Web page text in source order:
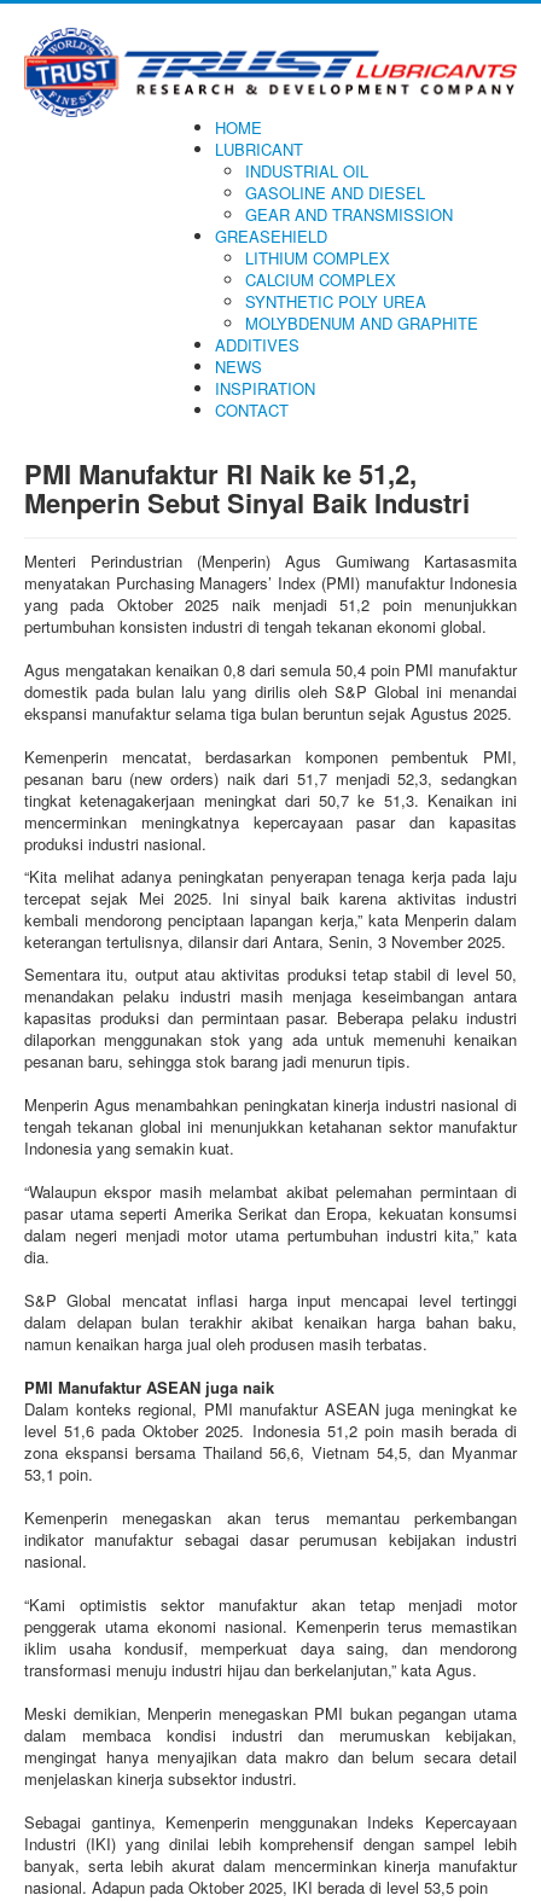
HOME
LUBRICANT
INDUSTRIAL OIL
GASOLINE AND DIESEL
GEAR AND TRANSMISSION
GREASEHIELD
LITHIUM COMPLEX
CALCIUM COMPLEX
SYNTHETIC POLY UREA
MOLYBDENUM AND GRAPHITE
ADDITIVES
NEWS
INSPIRATION
CONTACT
PMI Manufaktur RI Naik ke 51,2,
Menperin Sebut Sinyal Baik Industri
Menteri Perindustrian (Menperin) Agus Gumiwang Kartasasmita
menyatakan Purchasing Managers’ Index (PMI) manufaktur Indonesia
yang pada Oktober 2025 naik menjadi 51,2 poin menunjukkan
pertumbuhan konsisten industri di tengah tekanan ekonomi global.
Agus mengatakan kenaikan 0,8 dari semula 50,4 poin PMI manufaktur
domestik pada bulan lalu yang dirilis oleh S&P Global ini menandai
ekspansi manufaktur selama tiga bulan beruntun sejak Agustus 2025.
Kemenperin mencatat, berdasarkan komponen pembentuk PMI,
pesanan baru (new orders) naik dari 51,7 menjadi 52,3, sedangkan
tingkat ketenagakerjaan meningkat dari 50,7 ke 51,3. Kenaikan ini
mencerminkan meningkatnya kepercayaan pasar dan kapasitas
produksi industri nasional.
“Kita melihat adanya peningkatan penyerapan tenaga kerja pada laju
tercepat sejak Mei 2025. Ini sinyal baik karena aktivitas industri
kembali mendorong penciptaan lapangan kerja,” kata Menperin dalam
keterangan tertulisnya, dilansir dari Antara, Senin, 3 November 2025.
Sementara itu, output atau aktivitas produksi tetap stabil di level 50,
menandakan pelaku industri masih menjaga keseimbangan antara
kapasitas produksi dan permintaan pasar. Beberapa pelaku industri
dilaporkan menggunakan stok yang ada untuk memenuhi kenaikan
pesanan baru, sehingga stok barang jadi menurun tipis.
Menperin Agus menambahkan peningkatan kinerja industri nasional di
tengah tekanan global ini menunjukkan ketahanan sektor manufaktur
Indonesia yang semakin kuat.
“Walaupun ekspor masih melambat akibat pelemahan permintaan di
pasar utama seperti Amerika Serikat dan Eropa, kekuatan konsumsi
dalam negeri menjadi motor utama pertumbuhan industri kita,” kata
dia.
S&P Global mencatat inflasi harga input mencapai level tertinggi
dalam delapan bulan terakhir akibat kenaikan harga bahan baku,
namun kenaikan harga jual oleh produsen masih terbatas.
PMI Manufaktur ASEAN juga naik
Dalam konteks regional, PMI manufaktur ASEAN juga meningkat ke
level 51,6 pada Oktober 2025. Indonesia 51,2 poin masih berada di
zona ekspansi bersama Thailand 56,6, Vietnam 54,5, dan Myanmar
53,1 poin.
Kemenperin menegaskan akan terus memantau perkembangan
indikator manufaktur sebagai dasar perumusan kebijakan industri
nasional.
“Kami optimistis sektor manufaktur akan tetap menjadi motor
penggerak utama ekonomi nasional. Kemenperin terus memastikan
iklim usaha kondusif, memperkuat daya saing, dan mendorong
transformasi menuju industri hijau dan berkelanjutan,” kata Agus.
Meski demikian, Menperin menegaskan PMI bukan pegangan utama
dalam membaca kondisi industri dan merumuskan kebijakan,
mengingat hanya menyajikan data makro dan belum secara detail
menjelaskan kinerja subsektor industri.
Sebagai gantinya, Kemenperin menggunakan Indeks Kepercayaan
Industri (IKI) yang dinilai lebih komprehensif dengan sampel lebih
banyak, serta lebih akurat dalam mencerminkan kinerja manufaktur
nasional. Adapun pada Oktober 2025, IKI berada di level 53,5 poin